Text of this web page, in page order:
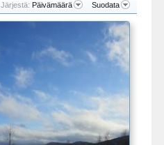
Järjestä: Päivämäärä Suodata